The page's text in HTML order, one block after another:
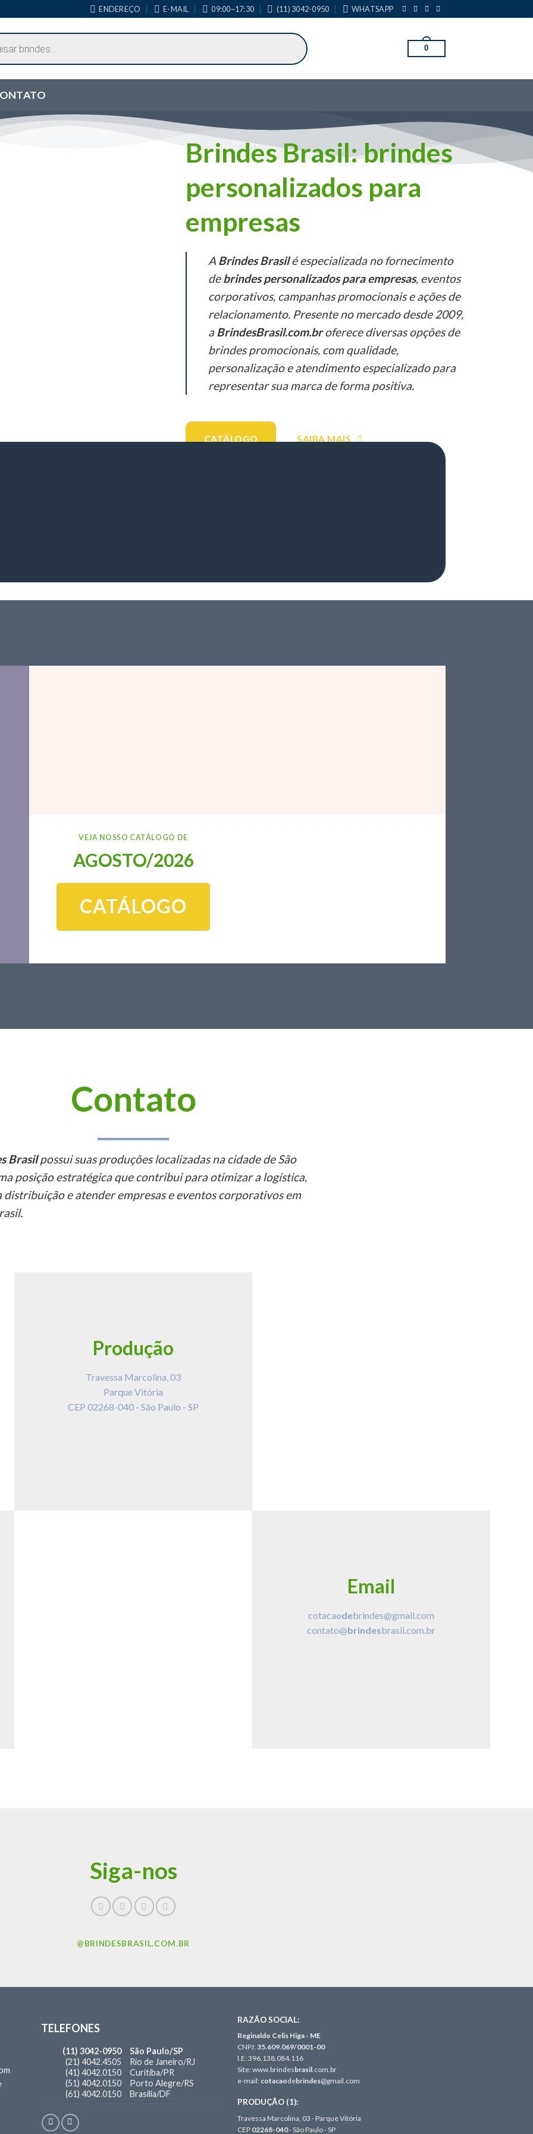
ENDEREÇO E-MAIL 09:00~17:30 (11) 3042-0950 WHATSAPP
0
Brindes Brasil: brindes
personalizados para
empresas
A Brindes Brasilé especializada no fornecimento
debrindes personalizados para empresas, eventos
corporativos, campanhas promocionais e ações de
relacionamento. Presente no mercado desde 2009,
aBrindesBrasil.com.broferece diversas opções de
brindes promocionais, com qualidade,
personalização e atendimento especializado para
representar sua marca de forma positiva.
CATÁLOGO SAIBA MAIS
VEJA NOSSO CATÁLOGO DE
AGOSTO/2026
CATÁLOGO
Contato
Brasilpossui suas produções localizadas na cidade de São
posição estratégica que contribui para otimizar a logística,
distribuição e atender empresas e eventos corporativos em
Produção
Travessa Marcolina, 03
Parque Vitória
CEP 02268-040 - São Paulo - SP
Email
cotacaodebrindes@gmail.com
contato@brindesbrasil.com.br
Siga-nos
@BRINDESBRASIL.COM.BR
TELEFONES
(11) 3042-0950
(21) 4042.4505
(41) 4042.0150
(51) 4042.0150
(61) 4042.0150
São Paulo/SP
Rio de Janeiro/RJ
Curitiba/PR
Porto Alegre/RS
Brasília/DF
RAZÃO SOCIAL:
Reginaldo Celis Higa - ME
CNPJ: 35.609.069/0001-00
I.E: 396.138.084.116
Site: www.brindesbrasil.com.br
e-mail: cotacaodebrindes@gmail.com
PRODUÇÃO (1):
Travessa Marcolina, 03 - Parque Vitória
CEP 02268-040- São Paulo - SP